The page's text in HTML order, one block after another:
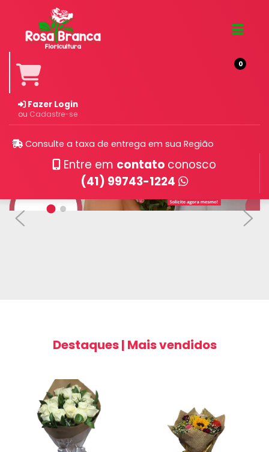
0
Fazer Login
ou Cadastre-se
Consulte a taxa de entrega em sua Região
Entre em contato conosco
(41) 99743-1224
Destaques | Mais vendidos